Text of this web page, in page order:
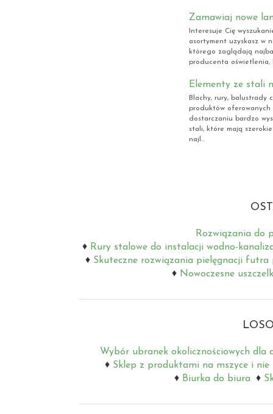
Zamawiaj nowe
Interesuje Cię
asortyment uzyskasz w
którego zaglądają
producenta oświetlenia,
Elementy ze stali
Blachy, rury,
produktów oferowanych
dostarczaniu bardzo
stali, które mają
najl...
Rozwiązania do
Rury stalowe do instalacji wodno-
Skuteczne rozwiązania pielęgnacji futra
Nowoczesne
Wybór ubranek okolicznościowych dla
Sklep z produktami na mszyce i nie
Biurka do biura